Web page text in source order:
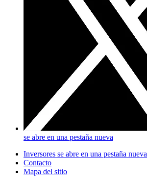
se abre en una pestaña nueva
Inversores se abre en una pestaña nueva
Contacto
Mapa del sitio